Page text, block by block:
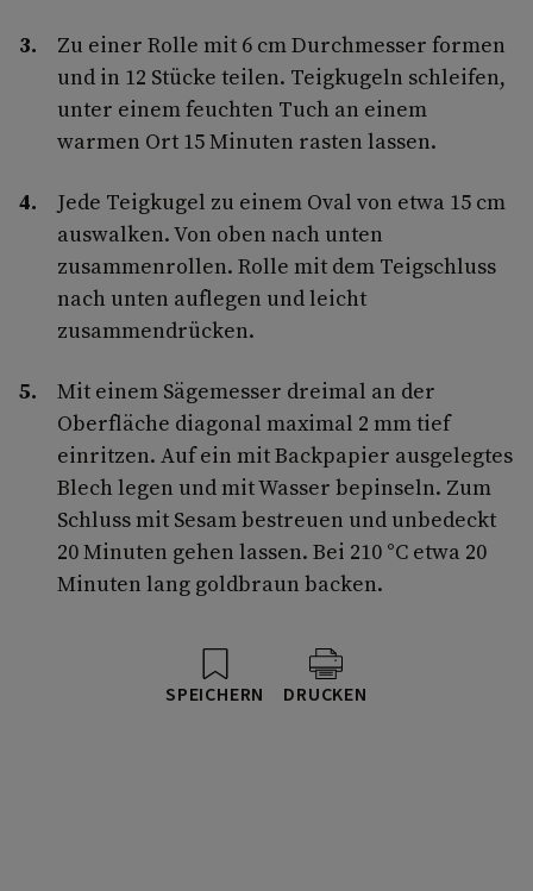
Zu einer Rolle mit 6 cm Durchmesser formen
und in 12 Stücke teilen. Teigkugeln schleifen,
unter einem feuchten Tuch an einem
warmen Ort 15 Minuten rasten lassen.
Jede Teigkugel zu einem Oval von etwa 15 cm
auswalken. Von oben nach unten
zusammenrollen. Rolle mit dem Teigschluss
nach unten auflegen und leicht
zusammendrücken.
Mit einem Sägemesser dreimal an der
Oberfläche diagonal maximal 2 mm tief
einritzen. Auf ein mit Backpapier ausgelegtes
Blech legen und mit Wasser bepinseln. Zum
Schluss mit Sesam bestreuen und unbedeckt
20 Minuten gehen lassen. Bei 210 °C etwa 20
Minuten lang goldbraun backen.
SPEICHERN DRUCKEN